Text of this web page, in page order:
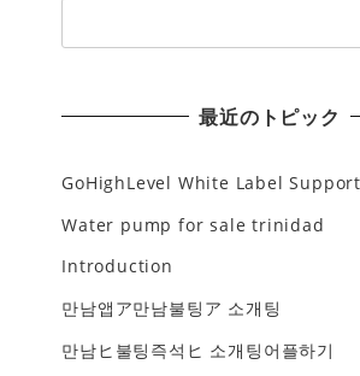
索
最近のトピック
GoHighLevel White Label Support
Water pump for sale trinidad
Introduction
만남앱ア만남불팅ア 소개팅
만남ヒ불팅즉석ヒ 소개팅어플하기